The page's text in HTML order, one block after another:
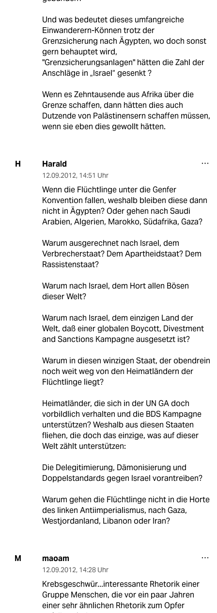
Und was bedeutet dieses umfangreiche
Einwanderern-Können trotz der
Grenzsicherung nach Ägypten, wo doch sonst
gern behauptet wird,
"Grenzsicherungsanlagen" hätten die Zahl der
Anschläge in „Israel“ gesenkt ?
Wenn es Zehntausende aus Afrika über die
Grenze schaffen, dann hätten dies auch
Dutzende von Palästinensern schaffen müssen,
wenn sie eben dies gewollt hätten.
H Harald
12.09.2012, 14:51 Uhr
Wenn die Flüchtlinge unter die Genfer
Konvention fallen, weshalb bleiben diese dann
nicht in Ägypten? Oder gehen nach Saudi
Arabien, Algerien, Marokko, Südafrika, Gaza?
Warum ausgerechnet nach Israel, dem
Verbrecherstaat? Dem Apartheidstaat? Dem
Rassistenstaat?
Warum nach Israel, dem Hort allen Bösen
dieser Welt?
Warum nach Israel, dem einzigen Land der
Welt, daß einer globalen Boycott, Divestment
and Sanctions Kampagne ausgesetzt ist?
Warum in diesen winzigen Staat, der obendrein
noch weit weg von den Heimatländern der
Flüchtlinge liegt?
Heimatländer, die sich in der UN GA doch
vorbildlich verhalten und die BDS Kampagne
unterstützen? Weshalb aus diesen Staaten
fliehen, die doch das einzige, was auf dieser
Welt zählt unterstützen:
Die Delegitimierung, Dämonisierung und
Doppelstandards gegen Israel vorantreiben?
Warum gehen die Flüchtlinge nicht in die Horte
des linken Antiimperialismus, nach Gaza,
Westjordanland, Libanon oder Iran?
M maoam
12.09.2012, 14:28 Uhr
Krebsgeschwür...interessante Rhetorik einer
Gruppe Menschen, die vor ein paar Jahren
einer sehr ähnlichen Rhetorik zum Opfer